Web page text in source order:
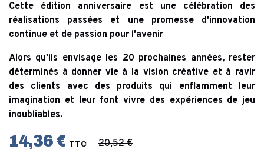
Cette édition anniversaire est une célébration des
réalisations passées et une promesse d'innovation
continue et de passion pour l'avenir
Alors qu'ils envisage les 20 prochaines années, rester
déterminés à donner vie à la vision créative et à ravir
des clients avec des produits qui enflamment leur
imagination et leur font vivre des expériences de jeu
inoubliables.
14,36 € TTC 20,52 €